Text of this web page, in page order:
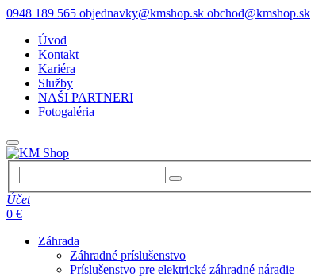
0948 189 565 objednavky@kmshop.sk obchod@kmshop.sk
Úvod
Kontakt
Kariéra
Služby
NAŠI PARTNERI
Fotogaléria
Účet
0 €
Záhrada
Záhradné príslušenstvo
Príslušenstvo pre elektrické záhradné náradie